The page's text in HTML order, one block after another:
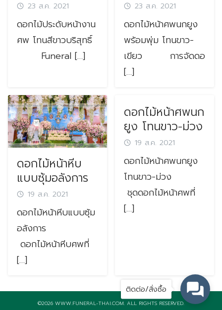
23 ส.ค. 2021
ดอกไม้ประดับหน้างาน
ศพ โทนสีขาวบริสุทธิ์
Funeral […]
23 ส.ค. 2021
ดอกไม้หน้าศพนกยูง
พร้อมพุ่ม โทนขาว-
เขียว การจัดดอ
[…]
ดอกไม้หน้าหีบ
แบบซุ้มอลังการ
19 ส.ค. 2021
ดอกไม้หน้าหีบแบบซุ้ม
อลังการ
ดอกไม้หน้าหีบศพที่
[…]
ดอกไม้หน้าศพนก
ยูง โทนขาว-ม่วง
19 ส.ค. 2021
ดอกไม้หน้าศพนกยูง
โทนขาว-ม่วง
ชุดดอกไม้หน้าศพที่
[…]
©2026 WWW.FUNERAL-THAI.COM. ALL RIGHTS RESERVED.
ติดต่อ/สั่งซื้อ